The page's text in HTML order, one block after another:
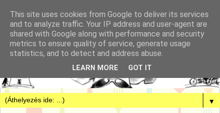
▼
This site uses cookies from Google to deliver its services
and to analyze traffic. Your IP address and user-agent are
shared with Google along with performance and security
metrics to ensure quality of service, generate usage
statistics, and to detect and address abuse.
LEARN MORE GOT IT